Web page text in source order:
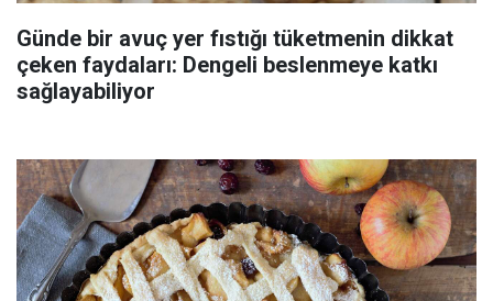
Günde bir avuç yer fıstığı tüketmenin dikkat
çeken faydaları: Dengeli beslenmeye katkı
sağlayabiliyor